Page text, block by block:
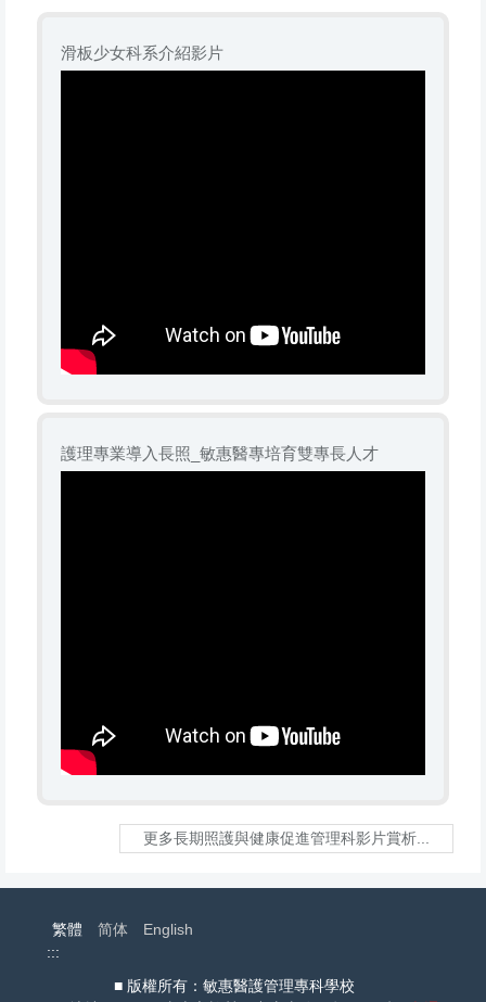
滑板少女科系介紹影片
護理專業導入長照_敏惠醫專培育雙專長人才
更多長期照護與健康促進管理科影片賞析...
繁體 简体
English
:::
■ 版權所有：敏惠醫護管理專科學校